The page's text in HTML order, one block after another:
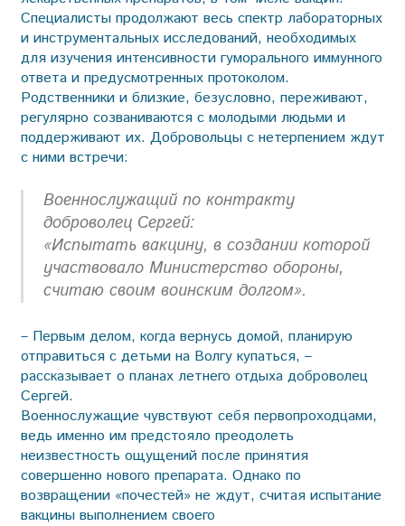
Специалисты продолжают весь спектр лабораторных
и инструментальных исследований, необходимых
для изучения интенсивности гуморального иммунного
ответа и предусмотренных протоколом.
Родственники и близкие, безусловно, переживают,
регулярно созваниваются с молодыми людьми и
поддерживают их. Добровольцы с нетерпением ждут
с ними встречи:
Военнослужащий по контракту
доброволец Сергей:
«Испытать вакцину, в создании которой
участвовало Министерство обороны,
считаю своим воинским долгом».
– Первым делом, когда вернусь домой, планирую
отправиться с детьми на Волгу купаться, –
рассказывает о планах летнего отдыха доброволец
Сергей.
Военнослужащие чувствуют себя первопроходцами,
ведь именно им предстояло преодолеть
неизвестность ощущений после принятия
совершенно нового препарата. Однако по
возвращении «почестей» не ждут, считая испытание
вакцины выполнением своего